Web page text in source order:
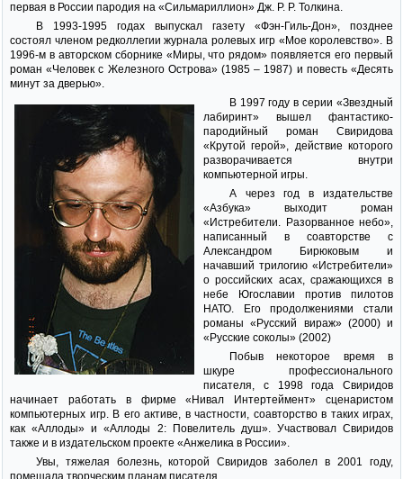
первая в России пародия на «Сильмариллион» Дж. Р. Р. Толкина.
В 1993-1995 годах выпускал газету «Фэн-Гиль-Дон», позднее
состоял членом редколлегии журнала ролевых игр «Мое королевство». В
1996-м в авторском сборнике «Миры, что рядом» появляется его первый
роман «Человек с Железного Острова» (1985 – 1987) и повесть «Десять
минут за дверью».
В 1997 году в серии «Звездный
лабиринт» вышел фантастико-
пародийный роман Свиридова
«Крутой герой», действие которого
разворачивается внутри
компьютерной игры.
А через год в издательстве
«Азбука» выходит роман
«Истребители. Разорванное небо»,
написанный в соавторстве с
Александром Бирюковым и
начавший трилогию «Истребители»
о российских асах, сражающихся в
небе Югославии против пилотов
НАТО. Его продолжениями стали
романы «Русский вираж» (2000) и
«Русские соколы» (2002)
Побыв некоторое время в
шкуре профессионального
писателя, с 1998 года Свиридов
начинает работать в фирме «Нивал Интертеймент» сценаристом
компьютерных игр. В его активе, в частности, соавторство в таких играх,
как «Аллоды» и «Аллоды 2: Повелитель душ». Участвовал Свиридов
также и в издательском проекте «Анжелика в России».
Увы, тяжелая болезнь, которой Свиридов заболел в 2001 году,
помешала творческим планам писателя.